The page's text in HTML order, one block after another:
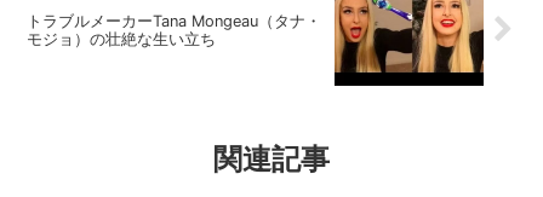
トラブルメーカーTana Mongeau（タナ・
モジョ）の壮絶な生い立ち
関連記事